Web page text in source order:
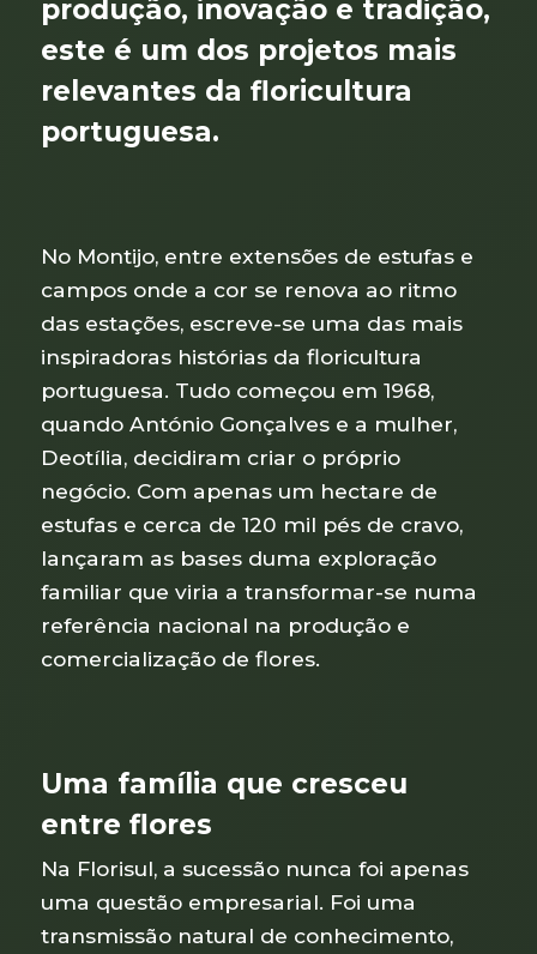
produção, inovação e tradição,
este é um dos projetos mais
relevantes da floricultura
portuguesa.
No Montijo, entre extensões de estufas e
campos onde a cor se renova ao ritmo
das estações, escreve-se uma das mais
inspiradoras histórias da floricultura
portuguesa. Tudo começou em 1968,
quando António Gonçalves e a mulher,
Deotília, decidiram criar o próprio
negócio. Com apenas um hectare de
estufas e cerca de 120 mil pés de cravo,
lançaram as bases duma exploração
familiar que viria a transformar-se numa
referência nacional na produção e
comercialização de flores.
Uma família que cresceu
entre flores
Na Florisul, a sucessão nunca foi apenas
uma questão empresarial. Foi uma
transmissão natural de conhecimento,